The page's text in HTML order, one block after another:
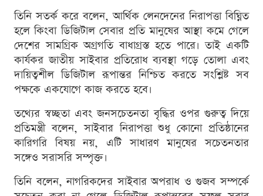
তিনি সতর্ক করে বলেন, আর্থিক লেনদেনের নিরাপত্তা বিঘ্নিত
হলে কিংবা ডিজিটাল সেবার প্রতি মানুষের আস্থা কমে গেলে
দেশের সামগ্রিক অগ্রগতি বাধাগ্রস্ত হতে পারে। তাই একটি
কার্যকর জাতীয় সাইবার প্রতিরোধ ব্যবস্থা গড়ে তোলা এবং
দায়িত্বশীল ডিজিটাল রূপান্তর নিশ্চিত করতে সংশ্লিষ্ট সব
পক্ষকে একযোগে কাজ করতে হবে।
তথ্যের স্বচ্ছতা এবং জনসচেতনতা বৃদ্ধির ওপর গুরুত্ব দিয়ে
প্রতিমন্ত্রী বলেন, সাইবার নিরাপত্তা শুধু কোনো প্রতিষ্ঠানের
কারিগরি বিষয় নয়, এটি সাধারণ মানুষের সচেতনতার
সঙ্গেও সরাসরি সম্পৃক্ত।
তিনি বলেন, নাগরিকদের সাইবার অপরাধ ও গুজব সম্পর্কে